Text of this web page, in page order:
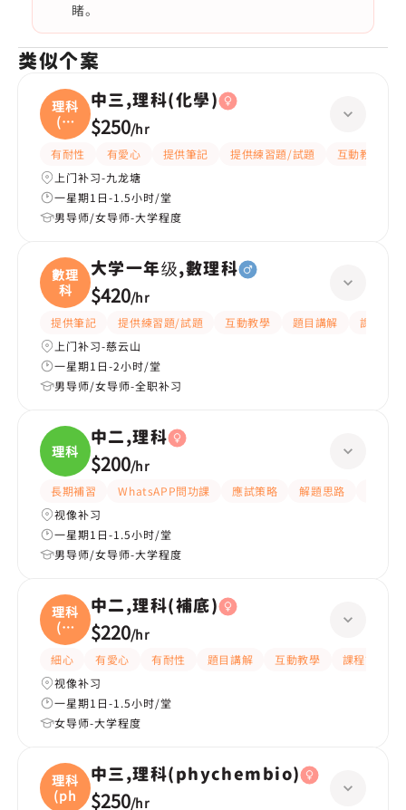
睹。
类似个案
理科
(化
學
中三,理科(化學)
$250/hr
有耐性 有愛心 提供筆記 提供練習題/試題 互動教學
上门补习-九龙塘
一星期1日-1.5小时/堂
男导师/女导师-大学程度
數理
科
大学一年级,數理科
$420/hr
提供筆記 提供練習題/試題 互動教學 題目講解
課程設計
上门补习-慈云山
一星期1日-2小时/堂
男导师/女导师-全职补习
理科
中二,理科
$200/hr
長期補習 WhatsAPP問功課 應試策略 解題思路
视像补习
一星期1日-1.5小时/堂
男导师/女导师-大学程度
理科
(補
底
中二,理科(補底)
$220/hr
細心 有愛心 有耐性 題目講解 互動教學
課程設計
视像补习
一星期1日-1.5小时/堂
女导师-大学程度
理科
(ph
中三,理科(phychembio)
$250/hr